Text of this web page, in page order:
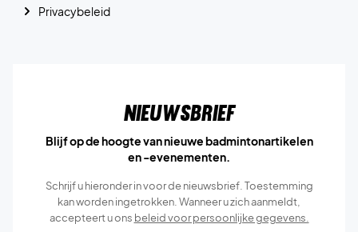
Privacybeleid
Nieuwsbrief
Blijf op de hoogte van nieuwe badmintonartikelen
en -evenementen.
Schrijf u hieronder in voor de nieuwsbrief. Toestemming
kan worden ingetrokken. Wanneer u zich aanmeldt,
accepteert u ons beleid voor persoonlijke gegevens.